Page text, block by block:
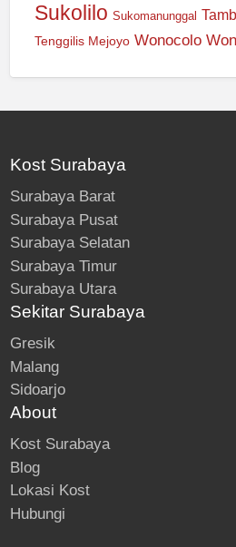
Sukolilo Sukomanunggal
Tenggilis Mejoyo Wonocolo
Kost Surabaya
Surabaya Barat
Surabaya Pusat
Surabaya Selatan
Surabaya Timur
Surabaya Utara
Sekitar Surabaya
Gresik
Malang
Sidoarjo
About
Kost Surabaya
Blog
Lokasi Kost
Hubungi